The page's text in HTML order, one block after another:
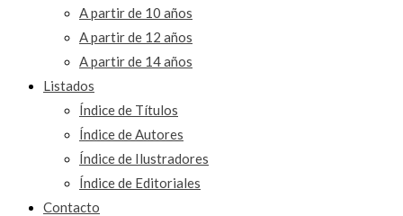
A partir de 10 años
A partir de 12 años
A partir de 14 años
Listados
Índice de Títulos
Índice de Autores
Índice de Ilustradores
Índice de Editoriales
Contacto